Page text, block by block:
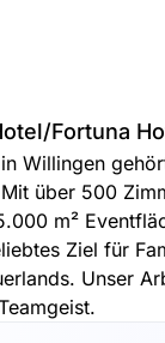
Fortuna
Willingen
über 500
m²
Ziel für
Unser